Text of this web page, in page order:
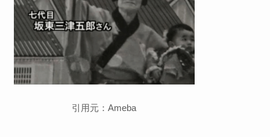
引用元：Ameba